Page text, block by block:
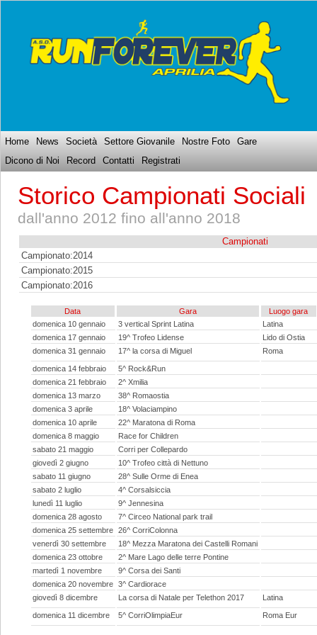
Home News Società Settore Giovanile Nostre Foto
Gare
Dicono di Noi
Record Contatti Registrati
Storico Campionati Sociali
dall'anno 2012 fino all'anno 2018
Campionati
Campionato:2014
Campionato:2015
Campionato:2016
Data Gara
Luogo gara
domenica 10 gennaio
3 vertical Sprint Latina
Latina
domenica 17 gennaio
19^ Trofeo Lidense
Lido di Ostia
domenica 31 gennaio
17^ la corsa di Miguel Roma
domenica 14 febbraio
5^ Rock&Run
domenica 21 febbraio
2^ Xmilia
domenica 13 marzo
38^ Romaostia
domenica 3 aprile
18^ Volaciampino
domenica 10 aprile
22^ Maratona di Roma
domenica 8 maggio
Race for Children
sabato 21 maggio
Corri per Collepardo
giovedì 2 giugno
10^ Trofeo città di Nettuno
sabato 11 giugno
28^ Sulle Orme di Enea
sabato 2 luglio
4^ Corsalsiccia
lunedì 11 luglio
9^ Jennesina
domenica 28 agosto
7^ Circeo National park trail
domenica 25 settembre
26^ CorriColonna
venerdì 30 settembre
18^ Mezza Maratona dei Castelli Romani
domenica 23 ottobre
2^ Mare Lago delle terre Pontine
martedì 1 novembre
9^ Corsa dei Santi
domenica 20 novembre
3^ Cardiorace
giovedì 8 dicembre
La corsa di Natale per Telethon 2017 Latina
domenica 11 dicembre 5^ CorriOlimpiaEur Roma Eur